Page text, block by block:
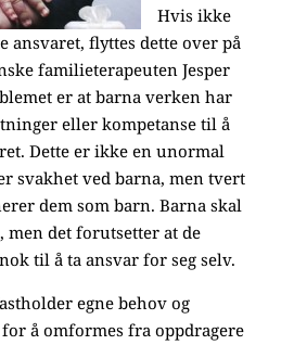
Hvis ikke
ansvaret, flyttes dette over på
familieterapeuten Jesper
er at barna verken har
eller kompetanse til å
Dette er ikke en unormal
svakhet ved barna, men tvert
dem som barn. Barna skal
det forutsetter at de
til å ta ansvar for seg selv.
egne behov og
å omformes fra oppdragere